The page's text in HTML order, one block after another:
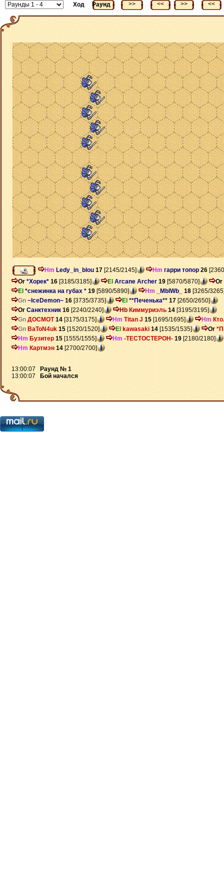
<< >> <<
Ход >> <<
Раунд
Hm Ledy_in_blou 17 [2145/2145] Hm гарри топор 26
Or *Хорек* 16 [3185/3185] El Arcane Archer 19 [5870/5870]
Or
El *снежинка на губах * 19 [5890/5890] Hm _MblWb_ 18 [3265/
Gn ~IceDemon~ 16 [3735/3735] El **Печенька** 17 [2650/2650]
Or Санктехник 16 [2240/2240] Hb Киммуриэль 14 [3195/3195]
Gn ДОСМОТ 14 [3175/3175] Hm Titan J 15 [1695/1695] Hm
Gn BaToN4uk 15 [1520/1520] El kawasaki 14 [1535/1535] Or
Hm Бузитер 15 [1555/1555] Hm -ТЕСТОСТЕРОН- 19 [2180/2180]
Hm Картмэн 14 [2700/2700]
13:00:07
Раунд № 1
13:00:07
Бой начался